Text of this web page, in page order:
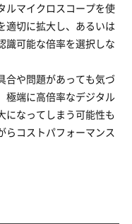
ルマイクロスコープを使
適切に拡大し、あるいは
識可能な倍率を選択しな
合や問題があっても気づ
極端に高倍率なデジタル
になってしまう可能性も
らコストパフォーマンス